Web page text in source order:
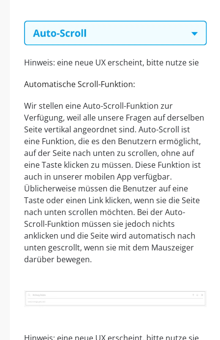
Hinweis: eine neue UX erscheint, bitte nutze sie
Automatische Scroll-Funktion:
Wir stellen eine Auto-Scroll-Funktion zur
Verfügung, weil alle unsere Fragen auf derselben
Seite vertikal angeordnet sind. Auto-Scroll ist
eine Funktion, die es den Benutzern ermöglicht,
auf der Seite nach unten zu scrollen, ohne auf
eine Taste klicken zu müssen. Diese Funktion ist
auch in unserer mobilen App verfügbar.
Üblicherweise müssen die Benutzer auf eine
Taste oder einen Link klicken, wenn sie die Seite
nach unten scrollen möchten. Bei der Auto-
Scroll-Funktion müssen sie jedoch nichts
anklicken und die Seite wird automatisch nach
unten gescrollt, wenn sie mit dem Mauszeiger
darüber bewegen.